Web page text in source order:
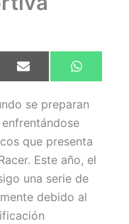
Compartir
en
E
m
i
l
en
W
h
t
s
p
se preparan
que presenta
Este año, el
una serie de
debido al